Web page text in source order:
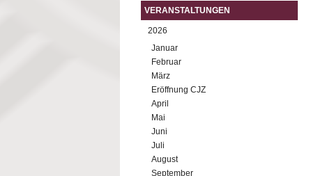
VERANSTALTUNGEN
2026
Januar
Februar
März
Eröffnung CJZ
April
Mai
Juni
Juli
August
September